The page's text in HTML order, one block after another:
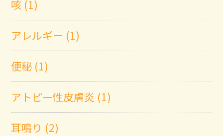
咳 (1)
アレルギー (1)
便秘 (1)
アトピー性皮膚炎 (1)
耳鳴り (2)